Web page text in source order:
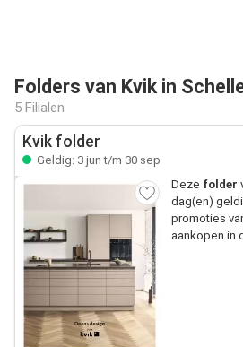
Folders van Kvik in
5 Filialen
Kvik folder
Geldig: 3 jun t/m 30 sep
Deze folder
dag(en)
promoties
aankopen in